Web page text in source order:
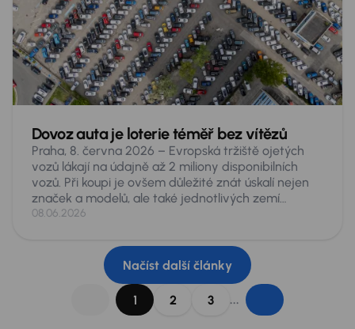
Dovoz auta je loterie téměř bez vítězů
Praha, 8. června 2026 – Evropská tržiště ojetých
vozů lákají na údajně až 2 miliony disponibilních
vozů. Při koupi je ovšem důležité znát úskalí nejen
značek a modelů, ale také jednotlivých zemí
původu. Škoda Octavia se shodnými parametry
původu podstatně jiné auto. Je proto dobré pro
zákazníky „roztřídit“ zkušenosti odborníků a
zopakovat, na co si dát pozor při dovozech aut.
08.06.2026
Načíst další články
1 2 3 ...